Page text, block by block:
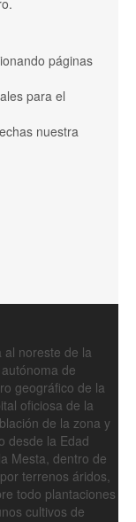
páginas
para el
nuestra
al noreste de la
de
geográfico de la
oficiosa de la
de la zona y
desde la Edad
Mesta, dentro de
terrenos áridos,
todo plantaciones
cultivos de